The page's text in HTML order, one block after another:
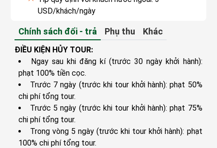
Chuẩn bị kỹ càng với trang phục phù hợp, đủ nước
uống và tuân thủ hướng dẫn an toàn là rất quan
trọng để có một chuyến thăm hang động an toàn
và thú vị.
USD/khách/ngày
Chính sách đổi - trả Phụ thu Khác
ĐIỀU KIỆN HỦY TOUR:
Ngay sau khi đăng kí (trước 30 ngày khởi hành):
phạt 100% tiền cọc.
Trước 7 ngày (trước khi tour khởi hành): phạt 50%
chi phí tổng tour.
Trước 5 ngày (trước khi tour khởi hành): phạt 75%
chi phí tổng tour.
Trong vòng 5 ngày (trước khi tour khởi hành): phạt
100% chi phí tổng tour.